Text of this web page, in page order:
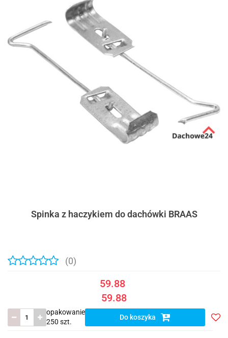
Spinka z haczykiem do dachówki BRAAS
(0)
59.88
59.88
opakowanie
250 szt.
Do koszyka